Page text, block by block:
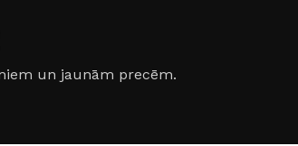
un jaunām precēm.